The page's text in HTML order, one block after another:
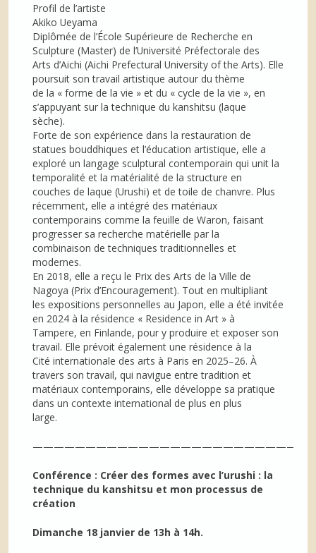
Profil de l’artiste
Akiko Ueyama
Diplômée de l’École Supérieure de Recherche en
Sculpture (Master) de l’Université Préfectorale des
Arts d’Aichi (Aichi Prefectural University of the Arts). Elle
poursuit son travail artistique autour du thème
de la « forme de la vie » et du « cycle de la vie », en
s’appuyant sur la technique du kanshitsu (laque
sèche).
Forte de son expérience dans la restauration de
statues bouddhiques et l’éducation artistique, elle a
exploré un langage sculptural contemporain qui unit la
temporalité et la matérialité de la structure en
couches de laque (Urushi) et de toile de chanvre. Plus
récemment, elle a intégré des matériaux
contemporains comme la feuille de Waron, faisant
progresser sa recherche matérielle par la
combinaison de techniques traditionnelles et
modernes.
En 2018, elle a reçu le Prix des Arts de la Ville de
Nagoya (Prix d’Encouragement). Tout en multipliant
les expositions personnelles au Japon, elle a été invitée
en 2024 à la résidence « Residence in Art » à
Tampere, en Finlande, pour y produire et exposer son
travail. Elle prévoit également une résidence à la
Cité internationale des arts à Paris en 2025–26. À
travers son travail, qui navigue entre tradition et
matériaux contemporains, elle développe sa pratique
dans un contexte international de plus en plus
large.
Conférence : Créer des formes avec l’urushi : la
technique du kanshitsu et mon processus de
création
Dimanche 18 janvier de 13h à 14h.